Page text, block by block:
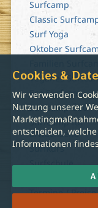
Surfcamp
Classic
Surf Yoga
Oktober
Veganes
Eco Surfcamp
Surfcamp Ü30
Surfcamp für
Erwachsene
Surfkurs
Surfschule
Termine / Preise
Cookies &
Wir verwenden
Nutzung unserer
entscheiden,
Informationen